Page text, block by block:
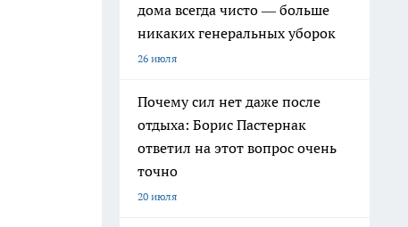
дома всегда чисто — больше
никаких генеральных уборок
26 июля
Почему сил нет даже после
отдыха: Борис Пастернак
ответил на этот вопрос очень
точно
20 июля